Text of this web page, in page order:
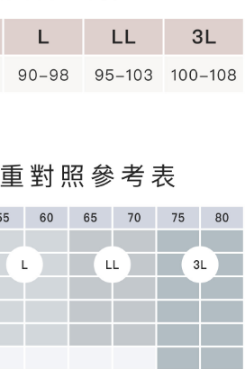
時，將依據個別帳號之用戶狀況，依本公司即
仍有額度不足之情形，本公司將視審查結果